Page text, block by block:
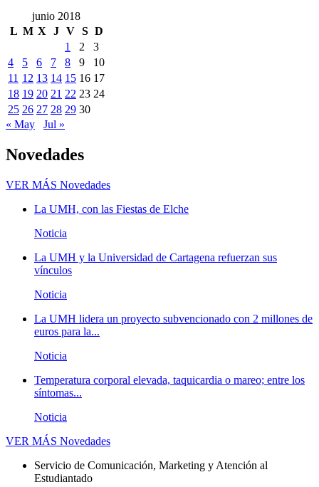
junio 2018
L M X J V S D
1
2
3
4
5 6 7 8 9
10
11 12 13 14 15 16 17
18 19 20 21 22 23 24
25 26 27 28 29 30
« May
Jul »
Novedades
VER MÁS Novedades
La UMH, con las Fiestas de Elche
Noticia
La UMH y la Universidad de Cartagena refuerzan sus
vínculos
Noticia
La UMH lidera un proyecto subvencionado con 2 millones de
euros para la...
Noticia
Temperatura corporal elevada, taquicardia o mareo; entre los
síntomas...
Noticia
VER MÁS Novedades
Servicio de Comunicación, Marketing y Atención al
Estudiantado